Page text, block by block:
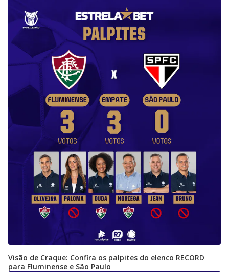
Visão de Craque: Confira os palpites do elenco RECORD
para Fluminense e São Paulo